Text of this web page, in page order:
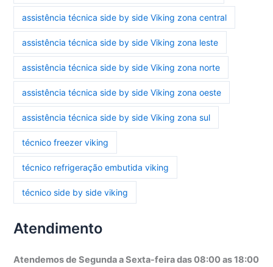
assistência técnica side by side Viking zona central
assistência técnica side by side Viking zona leste
assistência técnica side by side Viking zona norte
assistência técnica side by side Viking zona oeste
assistência técnica side by side Viking zona sul
técnico freezer viking
técnico refrigeração embutida viking
técnico side by side viking
Atendimento
Atendemos de Segunda a Sexta-feira das 08:00 as 18:00